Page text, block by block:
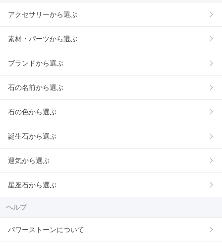
アクセサリーから選ぶ
素材・パーツから選ぶ
ブランドから選ぶ
石の名前から選ぶ
石の色から選ぶ
誕生石から選ぶ
運気から選ぶ
星座石から選ぶ
ヘルプ
パワーストーンについて